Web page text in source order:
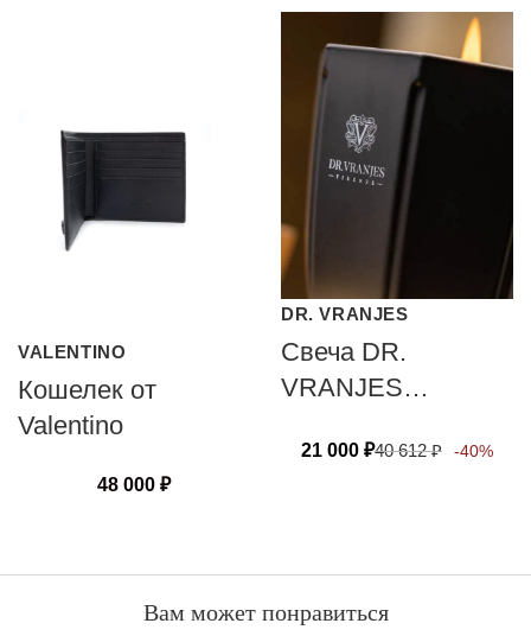
VALENTINO
Кошелек от
Valentino
48 000 ₽
DR. VRANJES
Свеча DR.
VRANJES
500 гр
21 000 ₽40 612₽ -40%
Вам может понравиться